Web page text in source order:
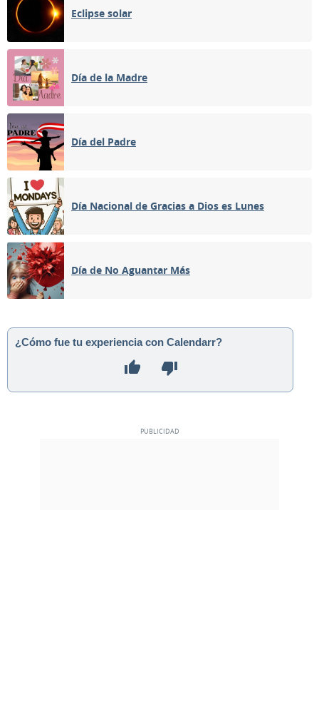
Eclipse solar
Día de la Madre
Día del Padre
Día Nacional de Gracias a Dios es Lunes
Día de No Aguantar Más
¿Cómo fue tu experiencia con Calendarr?